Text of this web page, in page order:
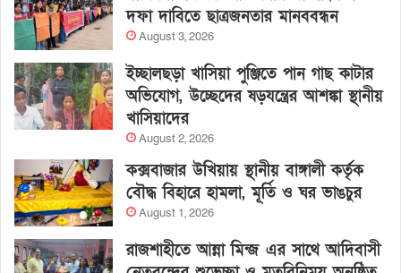
দফা দাবিতে ছাত্রজনতার মানববন্ধন
August 3, 2026
ইচ্ছালছড়া খাসিয়া পুঞ্জিতে পান গাছ কাটার
অভিযোগ, উচ্ছেদের ষড়যন্ত্রের আশঙ্কা স্থানীয়
খাসিয়াদের
August 2, 2026
কক্সবাজার উখিয়ায় স্থানীয় বাঙ্গালী কর্তৃক
বৌদ্ধ বিহারে হামলা, মূর্তি ও ঘর ভাঙচুর
August 1, 2026
রাজশাহীতে আন্না মিন্জ এর সাথে আদিবাসী